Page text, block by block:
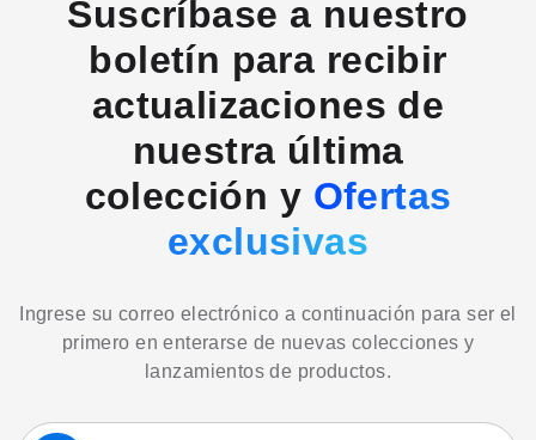
Suscríbase a nuestro
boletín para recibir
actualizaciones de
nuestra última
colección y Ofertas
exclusivas
Ingrese su correo electrónico a continuación para ser el
primero en enterarse de nuevas colecciones y
lanzamientos de productos.
Suscríbase